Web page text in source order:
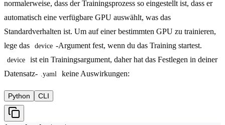
normalerweise, dass der Trainingsprozess so eingestellt ist, dass er
automatisch eine verfügbare GPU auswählt, was das
Standardverhalten ist. Um auf einer bestimmten GPU zu trainieren,
lege das
device -Argument fest, wenn du das Training startest.
device
ist ein Trainingsargument, daher hat das Festlegen in deiner
Datensatz-
.yaml keine Auswirkungen:
Python CLI